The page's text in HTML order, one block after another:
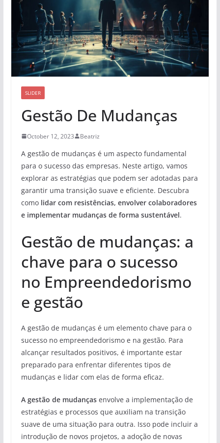
SLIDER
Gestão De Mudanças
October 12, 2023 Beatriz
A gestão de mudanças é um aspecto fundamental
para o sucesso das empresas. Neste artigo, vamos
explorar as estratégias que podem ser adotadas para
garantir uma transição suave e eficiente. Descubra
como lidar com resistências, envolver colaboradores
e implementar mudanças de forma sustentável.
Gestão de mudanças: a
chave para o sucesso
no Empreendedorismo
e gestão
A gestão de mudanças é um elemento chave para o
sucesso no empreendedorismo e na gestão. Para
alcançar resultados positivos, é importante estar
preparado para enfrentar diferentes tipos de
mudanças e lidar com elas de forma eficaz.
A gestão de mudançasenvolve a implementação de
estratégias e processos que auxiliam na transição
suave de uma situação para outra. Isso pode incluir a
introdução de novos projetos, a adoção de novas